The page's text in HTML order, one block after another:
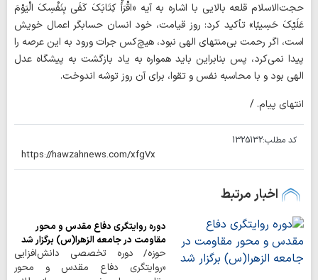
حجت‌الاسلام قلعه ‌بالایی با اشاره به آیه «اقْرَأْ کِتَابَکَ کَفَی بِنَفْسِکَ الْیَوْمَ
عَلَیْکَ حَسِیبًا» تأکید کرد: روز قیامت، خود انسان حسابگر اعمال خویش
است، اگر رحمت بی‌منتهای الهی نبود، هیچ‌کس جرات ورود به این عرصه را
پیدا نمی‌کرد، پس بنابراین باید همواره به یاد بازگشت به پیشگاه عدل
الهی بود و با محاسبه نفس و تقوا، برای آن روز توشه اندوخت.
انتهای پیام. /
کد مطلب:1325132
اخبار مرتبط
دوره روایتگری دفاع مقدس و محور
مقاومت در جامعه الزهرا(س) برگزار شد
حوزه/ دوره تخصصی دانش‌افزایی
«روایتگری دفاع مقدس و محور